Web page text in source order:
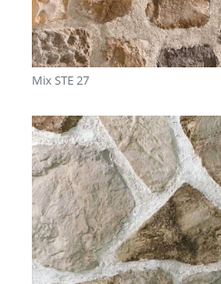
Mix STE 27